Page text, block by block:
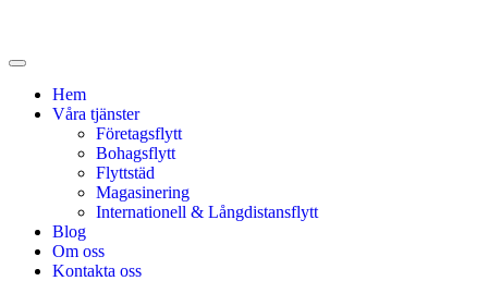
Hem
Våra tjänster
Företagsflytt
Bohagsflytt
Flyttstäd
Magasinering
Internationell & Långdistansflytt
Blog
Om oss
Kontakta oss